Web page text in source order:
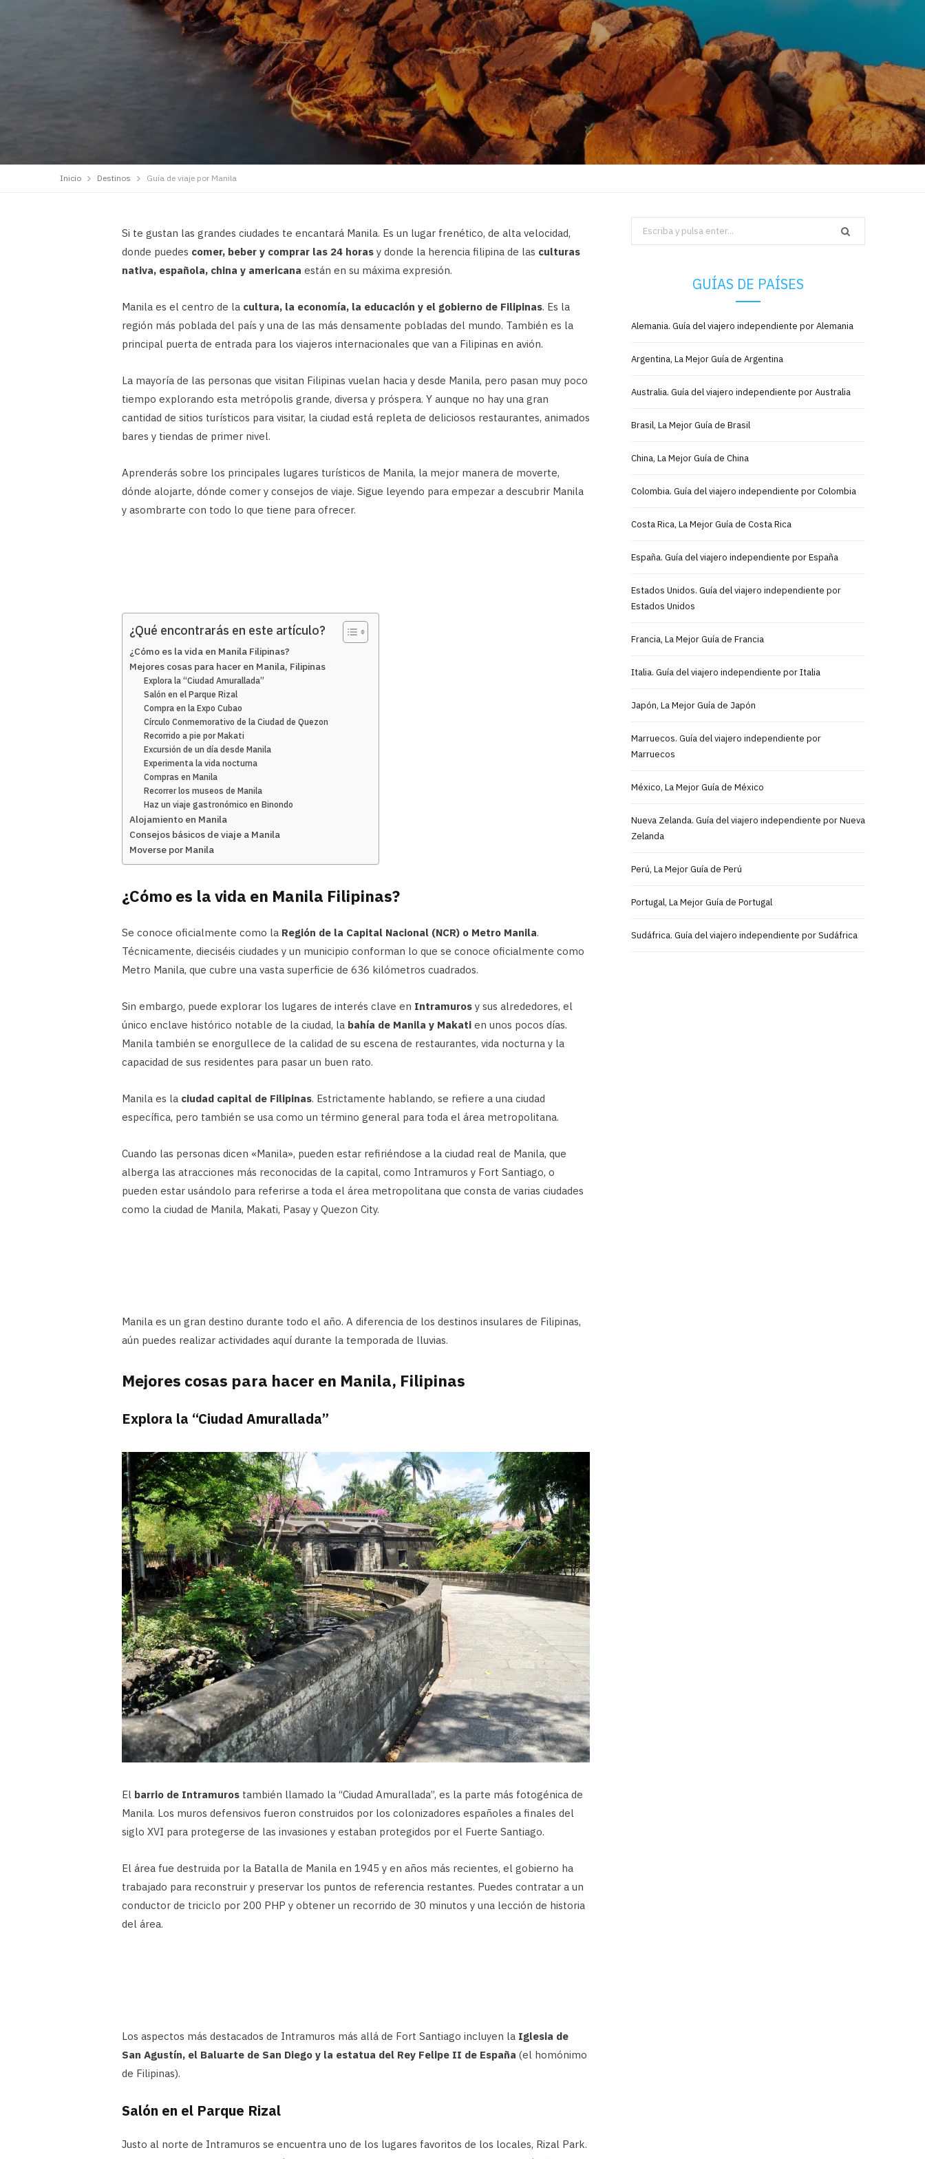
Inicio Destinos Guía de viaje por Manila
Si te gustan las grandes ciudades te encantará Manila. Es un lugar frenético, de alta velocidad,
donde puedes comer, beber y comprar las 24 horas y donde la herencia filipina de las culturas
nativa, española, china y americana están en su máxima expresión.
Manila es el centro de la cultura, la economía, la educación y el gobierno de Filipinas. Es la
región más poblada del país y una de las más densamente pobladas del mundo. También es la
principal puerta de entrada para los viajeros internacionales que van a Filipinas en avión.
La mayoría de las personas que visitan Filipinas vuelan hacia y desde Manila, pero pasan muy poco
tiempo explorando esta metrópolis grande, diversa y próspera. Y aunque no hay una gran
cantidad de sitios turísticos para visitar, la ciudad está repleta de deliciosos restaurantes, animados
bares y tiendas de primer nivel.
Aprenderás sobre los principales lugares turísticos de Manila, la mejor manera de moverte,
dónde alojarte, dónde comer y consejos de viaje. Sigue leyendo para empezar a descubrir Manila
y asombrarte con todo lo que tiene para ofrecer.
¿Qué encontrarás en este artículo?
¿Cómo es la vida en Manila Filipinas?
Mejores cosas para hacer en Manila, Filipinas
Explora la “Ciudad Amurallada”
Salón en el Parque Rizal
Compra en la Expo Cubao
Círculo Conmemorativo de la Ciudad de Quezon
Recorrido a pie por Makati
Excursión de un día desde Manila
Experimenta la vida nocturna
Compras en Manila
Recorrer los museos de Manila
Haz un viaje gastronómico en Binondo
Alojamiento en Manila
Consejos básicos de viaje a Manila
Moverse por Manila
¿Cómo es la vida en Manila Filipinas?
Se conoce oficialmente como la Región de la Capital Nacional (NCR) o Metro Manila.
Técnicamente, dieciséis ciudades y un municipio conforman lo que se conoce oficialmente como
Metro Manila, que cubre una vasta superficie de 636 kilómetros cuadrados.
Sin embargo, puede explorar los lugares de interés clave en Intramuros y sus alrededores, el
único enclave histórico notable de la ciudad, la bahía de Manila y Makati en unos pocos días.
Manila también se enorgullece de la calidad de su escena de restaurantes, vida nocturna y la
capacidad de sus residentes para pasar un buen rato.
Manila es la ciudad capital de Filipinas. Estrictamente hablando, se refiere a una ciudad
específica, pero también se usa como un término general para toda el área metropolitana.
Cuando las personas dicen «Manila», pueden estar refiriéndose a la ciudad real de Manila, que
alberga las atracciones más reconocidas de la capital, como Intramuros y Fort Santiago, o
pueden estar usándolo para referirse a toda el área metropolitana que consta de varias ciudades
como la ciudad de Manila, Makati, Pasay y Quezon City.
Manila es un gran destino durante todo el año. A diferencia de los destinos insulares de Filipinas,
aún puedes realizar actividades aquí durante la temporada de lluvias.
Mejores cosas para hacer en Manila, Filipinas
Explora la “Ciudad Amurallada”
El barrio de Intramuros también llamado la “Ciudad Amurallada”, es la parte más fotogénica de
Manila. Los muros defensivos fueron construidos por los colonizadores españoles a finales del
siglo XVI para protegerse de las invasiones y estaban protegidos por el Fuerte Santiago.
El área fue destruida por la Batalla de Manila en 1945 y en años más recientes, el gobierno ha
trabajado para reconstruir y preservar los puntos de referencia restantes. Puedes contratar a un
conductor de triciclo por 200 PHP y obtener un recorrido de 30 minutos y una lección de historia
del área.
Los aspectos más destacados de Intramuros más allá de Fort Santiago incluyen la Iglesia de
San Agustín, el Baluarte de San Diego y la estatua del Rey Felipe II de España (el homónimo
de Filipinas).
Salón en el Parque Rizal
Justo al norte de Intramuros se encuentra uno de los lugares favoritos de los locales, Rizal Park.
Search
for:
GUÍAS DE PAÍSES
Alemania. Guía del viajero independiente por Alemania
Argentina, La Mejor Guía de Argentina
Australia. Guía del viajero independiente por Australia
Brasil, La Mejor Guía de Brasil
China, La Mejor Guía de China
Colombia. Guía del viajero independiente por Colombia
Costa Rica, La Mejor Guía de Costa Rica
España. Guía del viajero independiente por España
Estados Unidos. Guía del viajero independiente por
Estados Unidos
Francia, La Mejor Guía de Francia
Italia. Guía del viajero independiente por Italia
Japón, La Mejor Guía de Japón
Marruecos. Guía del viajero independiente por
Marruecos
México, La Mejor Guía de México
Nueva Zelanda. Guía del viajero independiente por Nueva
Zelanda
Perú, La Mejor Guía de Perú
Portugal, La Mejor Guía de Portugal
Sudáfrica. Guía del viajero independiente por Sudáfrica